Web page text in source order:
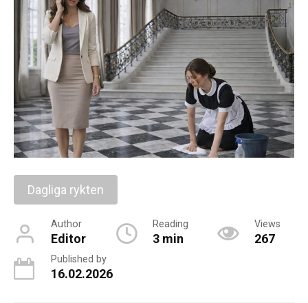
Dagliga rykten
Author
Editor
Reading
3 min
Views
267
Published by
16.02.2026